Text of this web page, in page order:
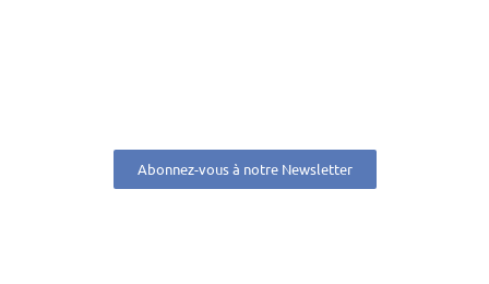
Abonnez-vous à notre Newsletter